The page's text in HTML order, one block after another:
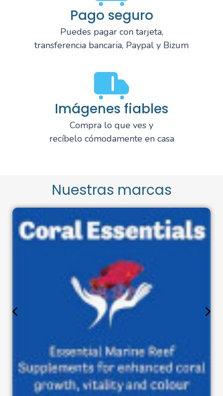
Pago seguro
Puedes pagar con tarjeta,
transferencia bancaria, Paypal y Bizum
Imágenes fiables
Compra lo que ves y
recíbelo cómodamente en casa
Nuestras marcas